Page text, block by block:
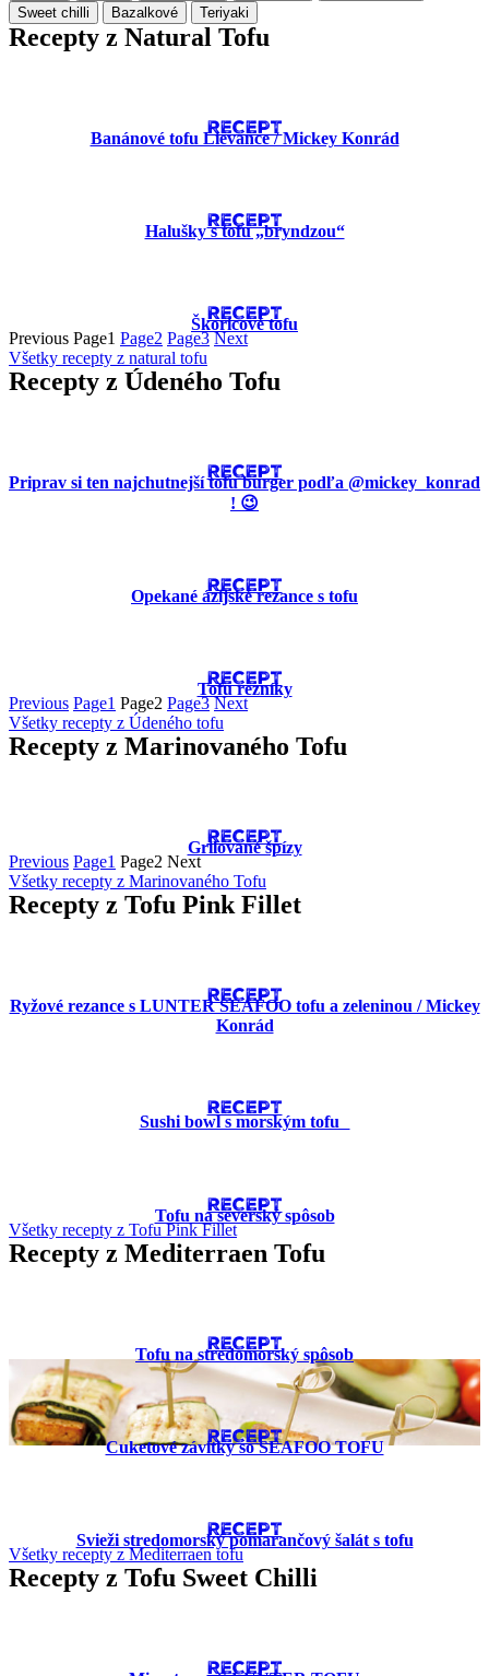
Sweet chilli
Bazalkové Teriyaki
Recepty z Natural Tofu
RECEPT
Banánové tofu Lievance​ / Mickey Konrád
RECEPT
Halušky s tofu „bryndzou“
RECEPT
Škoricové tofu
Previous Page1 Page2 Page3 Next
Všetky recepty z natural tofu
Recepty z Údeného Tofu
RECEPT
Priprav si ten najchutnejší tofu burger podľa @mickey_konrad
! 😉
RECEPT
Opekané ázijské rezance s tofu
RECEPT
Tofu rezníky
Previous Page1 Page2 Page3 Next
Všetky recepty z Údeného tofu
Recepty z Marinovaného Tofu
RECEPT
Grilované špízy
Previous Page1 Page2 Next
Všetky recepty z Marinovaného Tofu
Recepty z Tofu Pink Fillet
RECEPT
Ryžové rezance s LUNTER SEAFOO tofu a zeleninou / Mickey
Konrád
RECEPT
Sushi bowl s morským tofu
RECEPT
Tofu na severský spôsob
Všetky recepty z Tofu Pink Fillet
Recepty z Mediterraen Tofu
RECEPT
Tofu na stredomorský spôsob
RECEPT
Cuketové závitky so SEAFOO TOFU
RECEPT
Svieži stredomorský pomarančový šalát s tofu
Všetky recepty z Mediterraen tofu
Recepty z Tofu Sweet Chilli